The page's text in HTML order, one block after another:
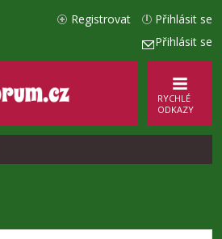
Přihlásit se
Přihlásit se
Registrovat
RYCHLÉ
ODKAZY